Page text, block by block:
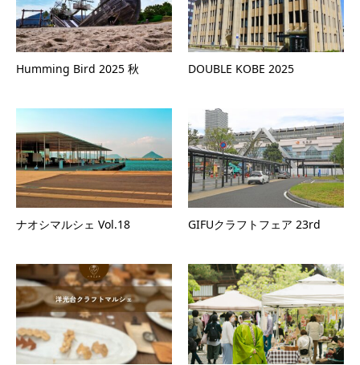
Humming Bird 2025 秋 DOUBLE KOBE 2025
ナオシマルシェ Vol.18 GIFUクラフトフェア 23rd